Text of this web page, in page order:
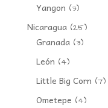
Yangon (3)
Nicaragua(25)
Granada(3)
León (4)
Little Big Corn (7)
Ometepe (4)